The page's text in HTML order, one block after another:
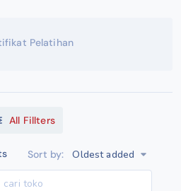
Pelatihan
All Fillters
Sort by: Oldest added